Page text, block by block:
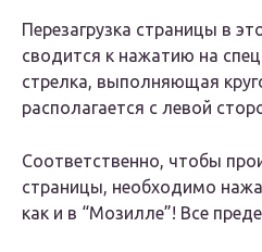
Перезагрузка страницы в
сводится к нажатию на
стрелка, выполняющая
располагается с левой
Соответственно, чтобы
страницы, необходимо
как и в “Мозилле”! Все